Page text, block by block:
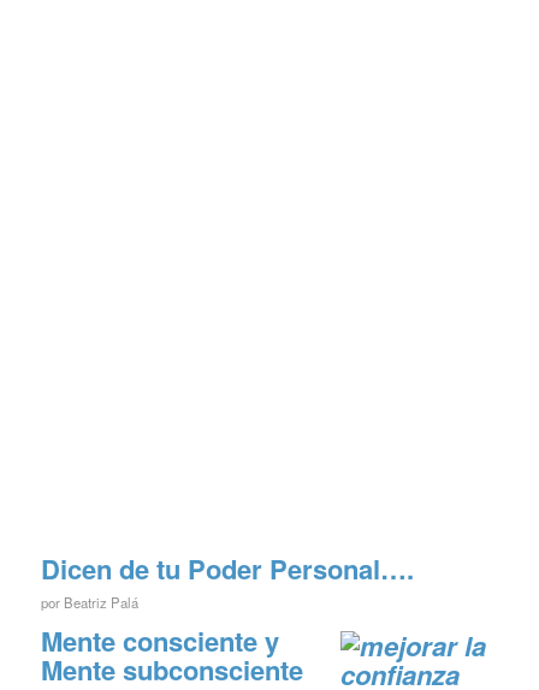
Dicen de tu Poder Personal….
por Beatriz Palá
Mente consciente y
Mente subconsciente